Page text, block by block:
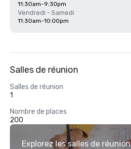
11:30am-9:30pm
Vendredi - Samedi
11:30am-10:00pm
Salles de réunion
Salles de réunion
1
Nombre de places
200
Explorez les salles de réunion